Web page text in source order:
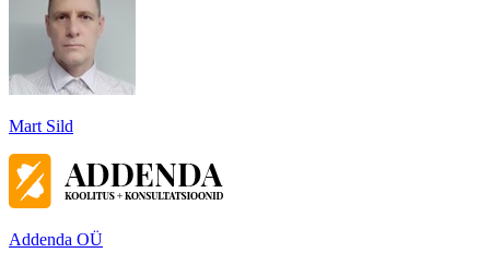
Mart Sild
Addenda OÜ